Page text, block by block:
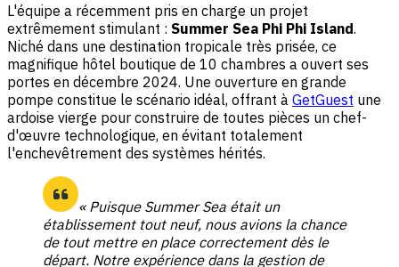
L'équipe a récemment pris en charge un projet
extrêmement stimulant : Summer Sea Phi Phi Island.
Niché dans une destination tropicale très prisée, ce
magnifique hôtel boutique de 10 chambres a ouvert ses
portes en décembre 2024. Une ouverture en grande
pompe constitue le scénario idéal, offrant à GetGuest une
ardoise vierge pour construire de toutes pièces un chef-
d'œuvre technologique, en évitant totalement
l'enchevêtrement des systèmes hérités.
« Puisque Summer Sea était un
établissement tout neuf, nous avions la chance
de tout mettre en place correctement dès le
départ. Notre expérience dans la gestion de